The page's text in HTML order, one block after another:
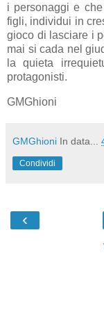
i personaggi e
figli, individui in
gioco di lasciare i
mai si cada nel
la quieta
protagonisti.
GMGhioni
GMGhioni In data...
Condividi
‹